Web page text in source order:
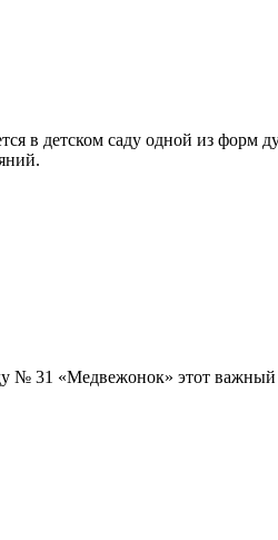
в детском саду одной из
№ 31 «Медвежонок» этот